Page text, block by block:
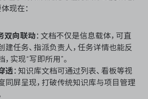
现在：
双向联动 ：文档不仅是信息载体，可直
建任务、指派负责人，任务详情也能反
实现“写即所用”。
透 ：知识库文档可通过列表、看板等视
同屏呈现，打破传统知识库与项目管理